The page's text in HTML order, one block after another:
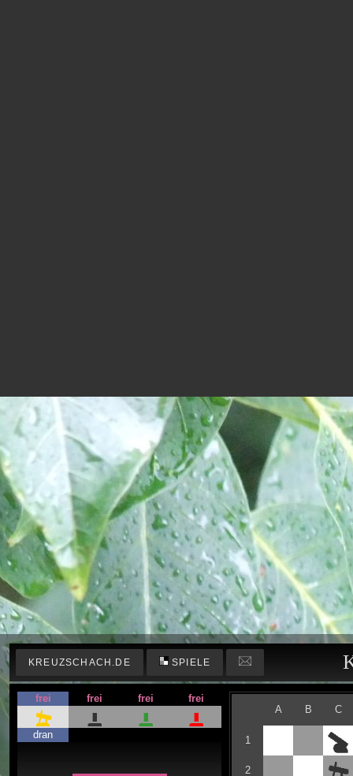
KREUZSCHACH.DE SPIELE
frei
dran
frei frei
frei
A
B C
1
2